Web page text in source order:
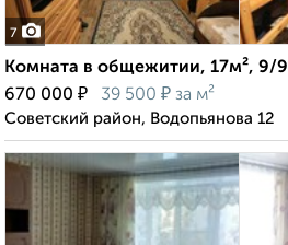
7
Комната в общежитии, 17м², 9/
670 000 ₽ 39 500 ₽ за м²
Советский район, Водопьянова 12